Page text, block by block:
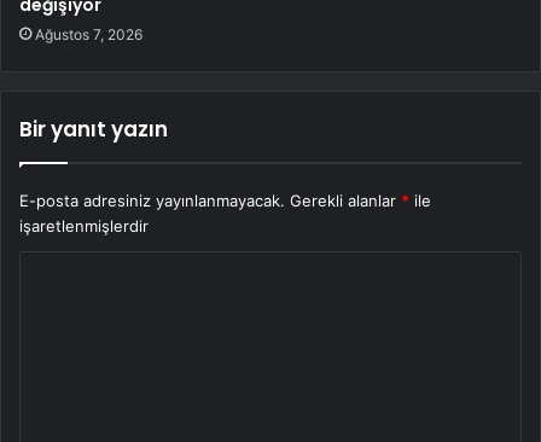
Ağustos 7, 2026
Bir yanıt yazın
E-posta adresiniz yayınlanmayacak. Gerekli alanlar * ile
işaretlenmişlerdir